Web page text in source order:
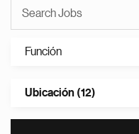
Función
Ubicación (12)